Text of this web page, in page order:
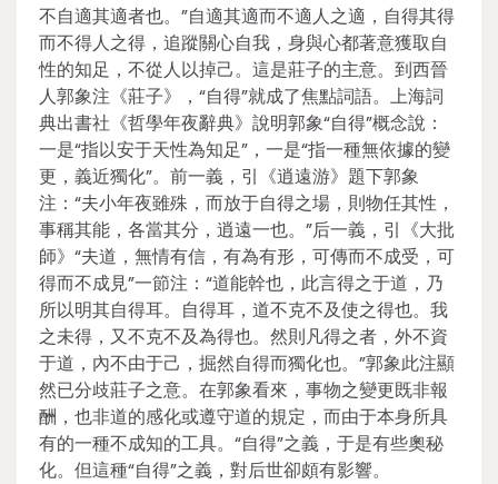
不自適其適者也。”自適其適而不適人之適，自得其得
而不得人之得，追蹤關心自我，身與心都著意獲取自
性的知足，不從人以掉己。這是莊子的主意。到西晉
人郭象注《莊子》，“自得”就成了焦點詞語。上海詞
典出書社《哲學年夜辭典》說明郭象“自得”概念說：
一是“指以安于天性為知足”，一是“指一種無依據的變
更，義近獨化”。前一義，引《逍遠游》題下郭象
注：“夫小年夜雖殊，而放于自得之場，則物任其性，
事稱其能，各當其分，逍遠一也。”后一義，引《大批
師》“夫道，無情有信，有為有形，可傳而不成受，可
得而不成見”一節注：“道能幹也，此言得之于道，乃
所以明其自得耳。自得耳，道不克不及使之得也。我
之未得，又不克不及為得也。然則凡得之者，外不資
于道，內不由于己，掘然自得而獨化也。”郭象此注顯
然已分歧莊子之意。在郭象看來，事物之變更既非報
酬，也非道的感化或遵守道的規定，而由于本身所具
有的一種不成知的工具。“自得”之義，于是有些奧秘
化。但這種“自得”之義，對后世卻頗有影響。